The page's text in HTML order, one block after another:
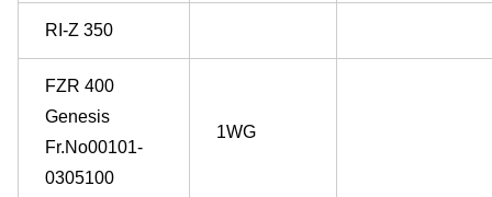
RI-Z 350
FZR 400
Genesis
Fr.No00101-
0305100
1WG